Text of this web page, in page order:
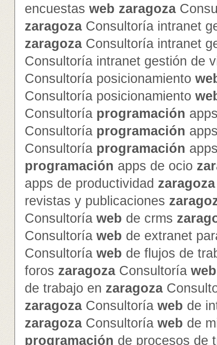
encuestas web zaragoza
zaragozaConsultoría intranet
zaragozaConsultoría intranet
Consultoría intranet gestión de
Consultoría posicionamiento
Consultoría posicionamiento
Consultoría programación
Consultoría programación
Consultoría programación
programación apps de ocio
apps de productividad zaragoza
revistas y publicaciones
Consultoría web de crms
Consultoría web de extranet
Consultoría web de flujos de
foros zaragozaConsultoría web
de trabajo en zaragoza
zaragozaConsultoría web de
zaragozaConsultoría web de
programación de procesos de